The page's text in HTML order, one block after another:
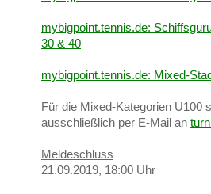
mybigpoint.tennis.de:
30 & 40
mybigpoint.tennis.de: Mixed-
Für die Mixed-Kategorien U100
ausschließlich per E-Mail an
Meldeschluss
21.09.2019, 18:00 Uhr